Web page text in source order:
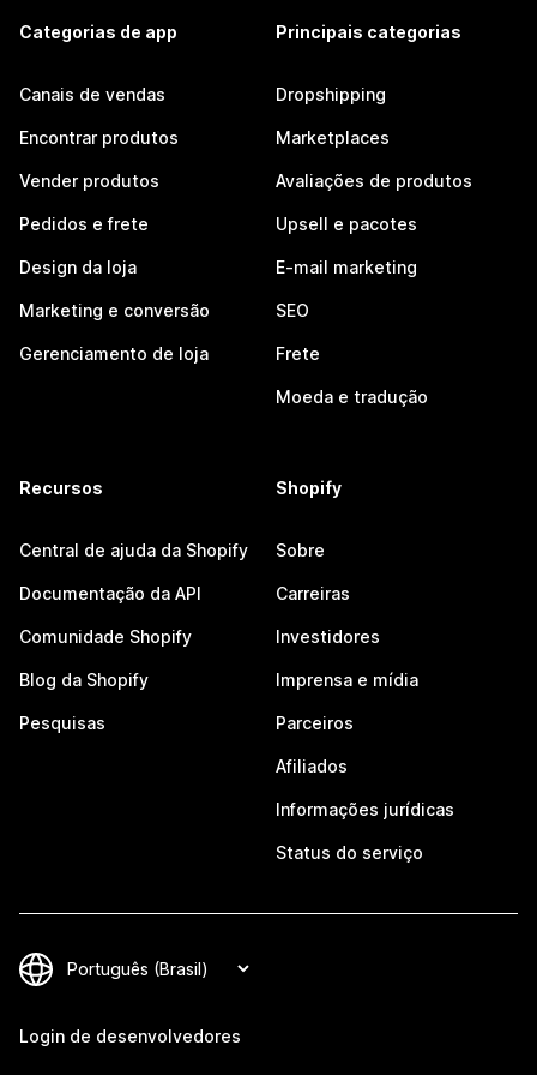
Categorias de app
Canais de vendas
Encontrar produtos
Vender produtos
Pedidos e frete
Design da loja
Marketing e conversão
Gerenciamento de loja
Principais categorias
Dropshipping
Marketplaces
Avaliações de produtos
Upsell e pacotes
E-mail marketing
SEO
Frete
Moeda e tradução
Recursos
Central de ajuda da Shopify
Documentação da API
Comunidade Shopify
Blog da Shopify
Pesquisas
Shopify
Sobre
Carreiras
Investidores
Imprensa e mídia
Parceiros
Afiliados
Informações jurídicas
Status do serviço
Login de desenvolvedores